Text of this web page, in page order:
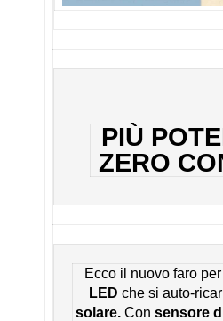
PIÙ
ZERO
Ecco il nuovo faro
LED che si auto-
solare. Con sensore